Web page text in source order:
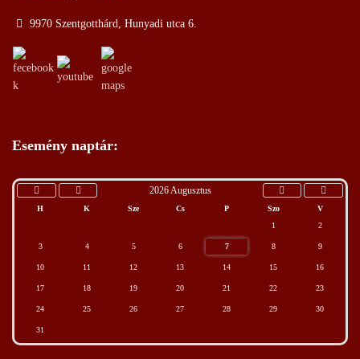
9970 Szentgotthárd, Hunyadi utca 6.
Esemény naptár:
2026 Augusztus
H K Sze Cs P Szo
V
1
2
3 4 5 6 7 8 9
10 11 12 13 14 15 16
17 18 19 20 21 22 23
24 25 26 27 28 29 30
31